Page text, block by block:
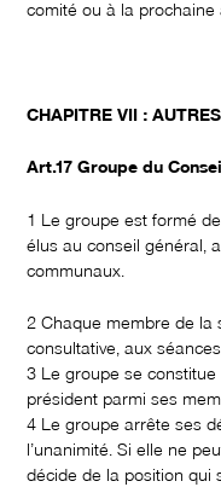
comité ou à la prochaine
CHAPITRE VII :
Art.17 Groupe du
1 Le groupe est formé
élus au conseil général,
communaux.
2 Chaque membre de la
consultative, aux
3 Le groupe se constitue
président parmi ses
4 Le groupe arrête ses
l’unanimité. Si elle ne
décide de la position qui